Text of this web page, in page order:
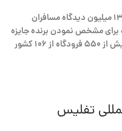
جوایز جهانی فرودگاه ها بر اساس بیش از ۱۳ میلیون دیدگاه مسافران
برای مشخص نمودن برنده جایزه
های جهانی فرودگاه ها، در نتیجه بررسی بیش از ۵۵۰ فرودگاه از ۱۰۶ کشور
تفلیس